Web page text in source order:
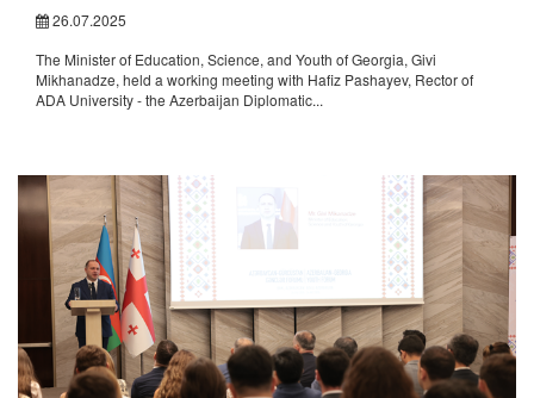
26.07.2025
The Minister of Education, Science, and Youth of Georgia, Givi
Mikhanadze, held a working meeting with Hafiz Pashayev, Rector of
ADA University - the Azerbaijan Diplomatic...